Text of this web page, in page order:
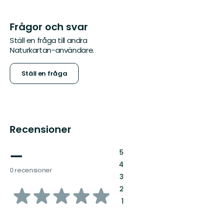
Frågor och svar
Ställ en fråga till andra
Naturkartan-användare.
Ställ en fråga
Recensioner
—
0 recensioner
av
5:
4:
3:
2:
1: